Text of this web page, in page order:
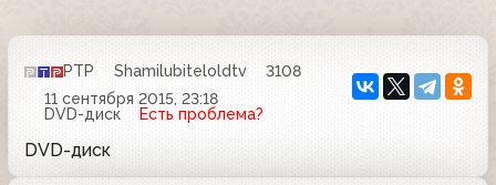
РТР Shamilubiteloldtv
3108
11 сентября 2015, 23:18
DVD-диск
Есть проблема?
DVD-диск